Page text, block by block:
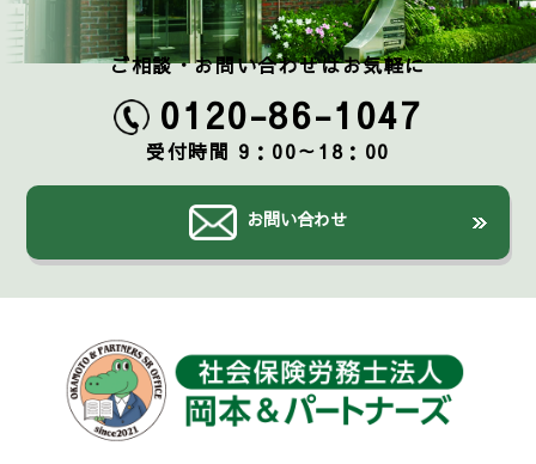
ご相談・お問い合わせはお気軽に
0120-86-1047
受付時間 9：00～18：00
お問い合わせ